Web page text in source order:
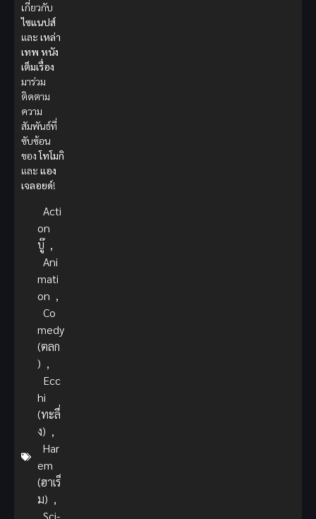
เกี่ยวกับ
ไซแนปส์
และ เหล่า
เทพ หนัง
เต็มเรื่อง
มาร่วม
ติดตาม
ความ
สัมพันธ์ที่
ซับซ้อน
ของโทโมกิ
และ แอง
เจลอยด์!
Acti
on
บู๊ ,
Ani
mati
on ,
Co
medy
(ตลก
) ,
Ecc
hi
(ทะลึ่
ง) ,
Har
em
(ฮาเร็
ม) ,